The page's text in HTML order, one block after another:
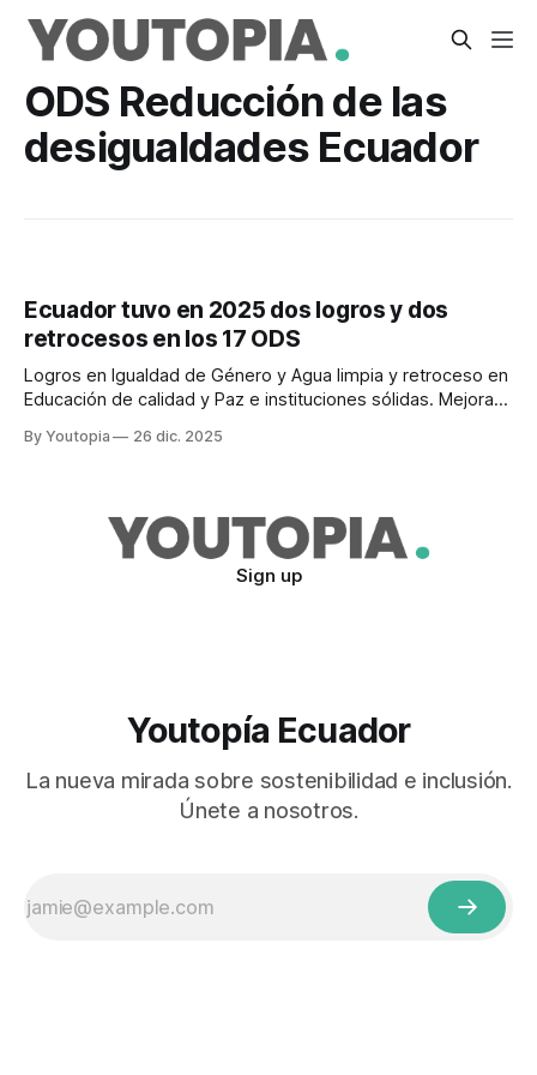
ODS Reducción de las
desigualdades Ecuador
Ecuador tuvo en 2025 dos logros y dos
retrocesos en los 17 ODS
Logros en Igualdad de Género y Agua limpia y retroceso en
Educación de calidad y Paz e instituciones sólidas. Mejoras
By Youtopia 26 dic. 2025
Sign up
Youtopía Ecuador
La nueva mirada sobre sostenibilidad e inclusión.
Únete a nosotros.